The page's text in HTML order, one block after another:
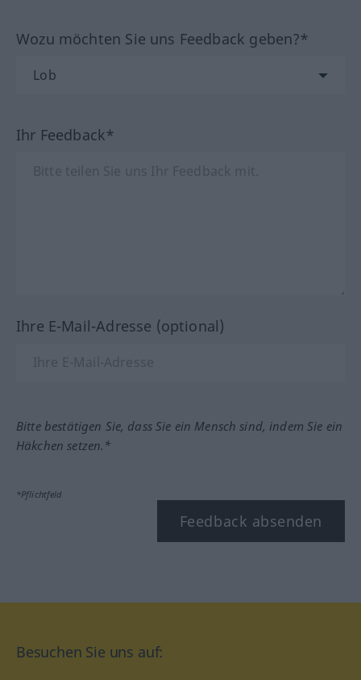
Wozu möchten Sie uns Feedback geben?*
Ihr Feedback*
Ihre E-Mail-Adresse (optional)
Bitte bestätigen Sie, dass Sie ein Mensch sind, indem Sie ein
Häkchen setzen.*
*Pflichtfeld
Feedback absenden
Besuchen Sie uns auf: